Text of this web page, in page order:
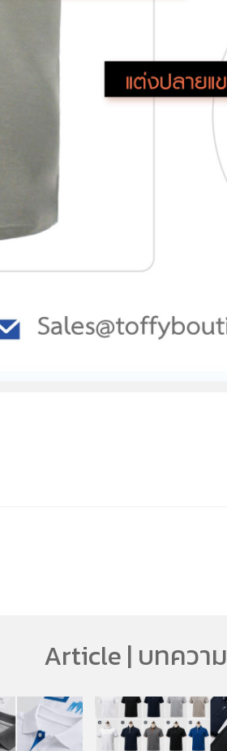
Article | บทความ